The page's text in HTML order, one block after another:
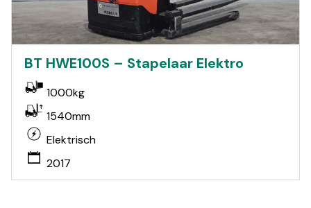
BT HWE100S – Stapelaar Elektro
1000kg
1540mm
Elektrisch
2017